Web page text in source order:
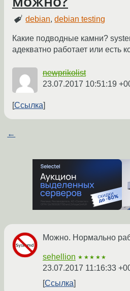
debian,debian testing
Какие подводные камни?
адекватно работает или есть
newprikolist
23.07.2017 10:51:19
Ссылка
←
Можно. Нормально
sehellion ★★★★★
23.07.2017 11:16:33
Ссылка